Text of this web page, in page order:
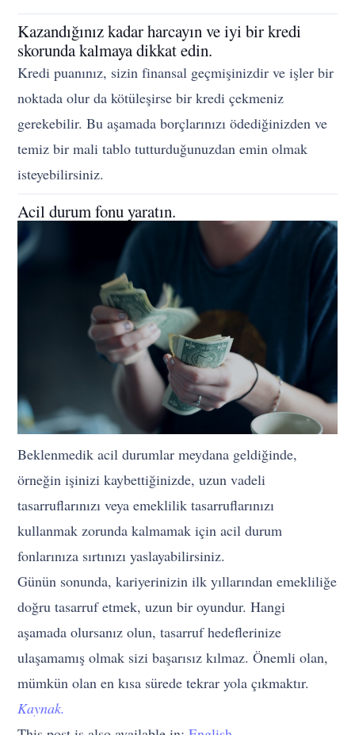
Kazandığınız kadar harcayın ve iyi bir kredi
skorunda kalmaya dikkat edin.
Kredi puanınız, sizin finansal geçmişinizdir ve işler bir
noktada olur da kötüleşirse bir kredi çekmeniz
gerekebilir. Bu aşamada borçlarınızı ödediğinizden ve
temiz bir mali tablo tutturduğunuzdan emin olmak
isteyebilirsiniz.
Acil durum fonu yaratın.
Beklenmedik acil durumlar meydana geldiğinde,
örneğin işinizi kaybettiğinizde, uzun vadeli
tasarruflarınızı veya emeklilik tasarruflarınızı
kullanmak zorunda kalmamak için acil durum
fonlarınıza sırtınızı yaslayabilirsiniz.
Günün sonunda, kariyerinizin ilk yıllarından emekliliğe
doğru tasarruf etmek, uzun bir oyundur. Hangi
aşamada olursanız olun, tasarruf hedeflerinize
ulaşamamış olmak sizi başarısız kılmaz. Önemli olan,
mümkün olan en kısa sürede tekrar yola çıkmaktır.
Kaynak.